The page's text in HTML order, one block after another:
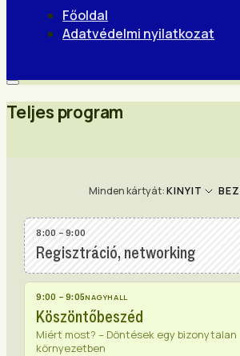
Főoldal
Adatvédelmi nyilatkozat
Teljes program
Minden kártyát:KINYIT
8:00 – 9:00
Regisztráció, networking
9:00 – 9:05NAGYHALL
Köszöntőbeszéd
Miért most? – Döntések egy bizonytalan
környezetben